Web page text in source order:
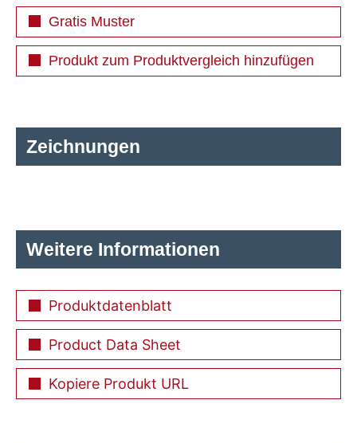
Zeichnungen
Weitere Informationen
Produktdatenblatt
Product Data Sheet
Kopiere Produkt URL
Gratis Muster
Produkt zum Produktvergleich hinzufügen